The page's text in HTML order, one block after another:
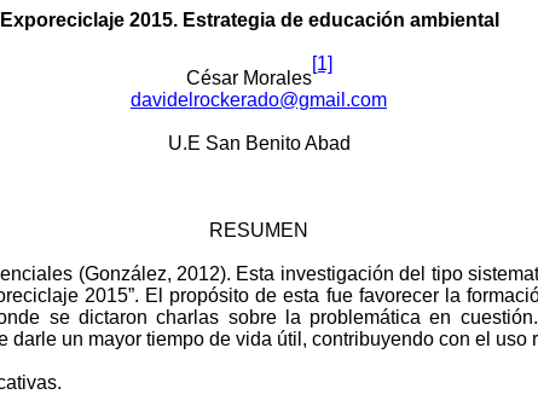
Exporeciclaje 2015. Estrategia de educación ambiental
César Morales
[1]
davidelrockerado@gmail.com
U.E San Benito Abad
RESUMEN
(González, 2012). Esta investigación del tipo
2015”. El propósito de esta fue favorecer la
se dictaron charlas sobre la problemática en
un mayor tiempo de vida útil, contribuyendo con el uso